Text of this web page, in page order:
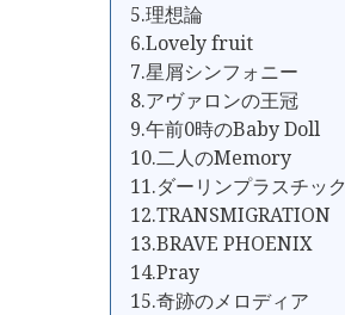
5.理想論
6.Lovely fruit
7.星屑シンフォニー
8.アヴァロンの王冠
9.午前0時のBaby Doll
10.二人のMemory
11.ダーリンプラスチック
12.TRANSMIGRATION
13.BRAVE PHOENIX
14.Pray
15.奇跡のメロディア